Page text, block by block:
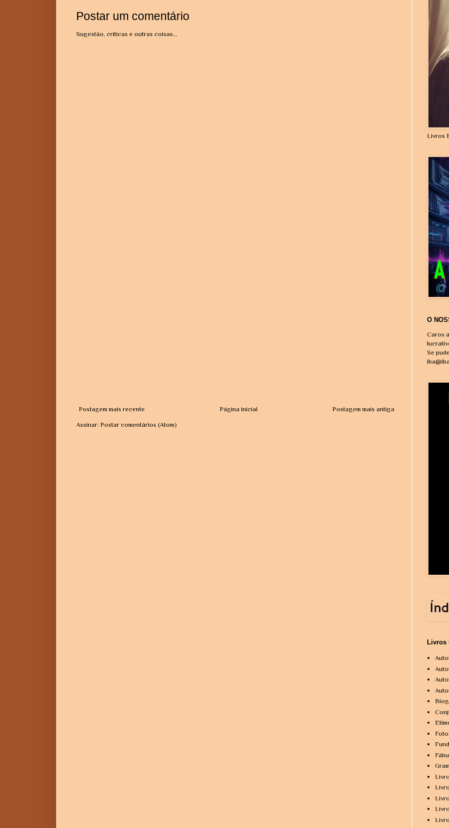
Postar um comentário
Sugestão, críticas e outras coisas...
Postagem mais recente Postagem mais antiga
Página inicial
Assinar: Postar comentários (Atom)
Livros
O
Caros
Se
Livros